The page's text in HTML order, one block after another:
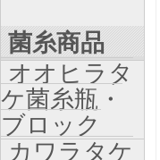
菌糸商品
オオヒラタ
ケ菌糸瓶・
ブロック
カワラタケ